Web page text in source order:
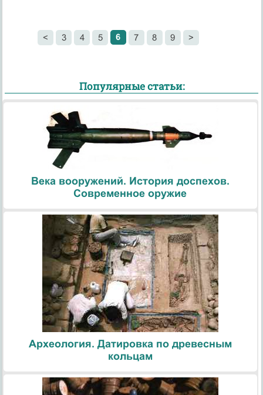
< 3 4 5 6 7 8 9 >
Популярные статьи:
Века вооружений. История доспехов.
Современное оружие
Археология. Датировка по древесным
кольцам